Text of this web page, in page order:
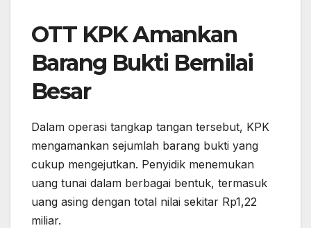
OTT KPK Amankan
Barang Bukti Bernilai
Besar
Dalam operasi tangkap tangan tersebut, KPK
mengamankan sejumlah barang bukti yang
cukup mengejutkan. Penyidik menemukan
uang tunai dalam berbagai bentuk, termasuk
uang asing dengan total nilai sekitar Rp1,22
miliar.